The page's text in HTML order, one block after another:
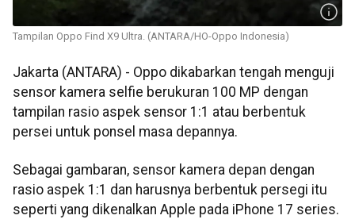
Tampilan Oppo Find X9 Ultra. (ANTARA/HO-Oppo Indonesia)
Jakarta (ANTARA) - Oppo dikabarkan tengah menguji
sensor kamera selfie berukuran 100 MP dengan
tampilan rasio aspek sensor 1:1 atau berbentuk
persei untuk ponsel masa depannya.
Sebagai gambaran, sensor kamera depan dengan
rasio aspek 1:1 dan harusnya berbentuk persegi itu
seperti yang dikenalkan Apple pada iPhone 17 series.